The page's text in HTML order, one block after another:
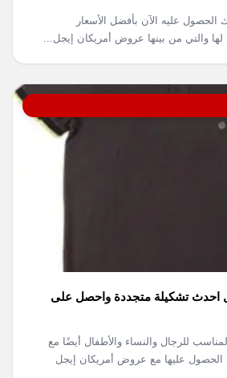
عليه الآن بأفضل الأسعار
لها والتي من بينها عروض أمريكان إيجل...
احدث تشكيلة متجددة واحصل على
للرجال والنساء والأطفال أيضًا مع
عليها مع عروض أمريكان إيجل